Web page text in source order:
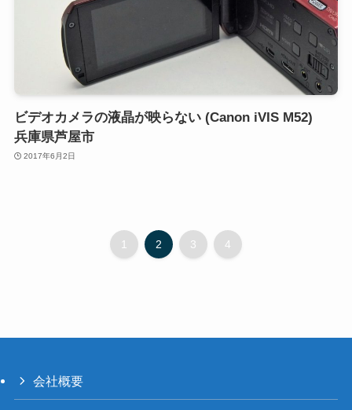
ビデオカメラの液晶が映らない (Canon iVIS M52)
兵庫県芦屋市
2017年6月2日
1 2 3 4
会社概要